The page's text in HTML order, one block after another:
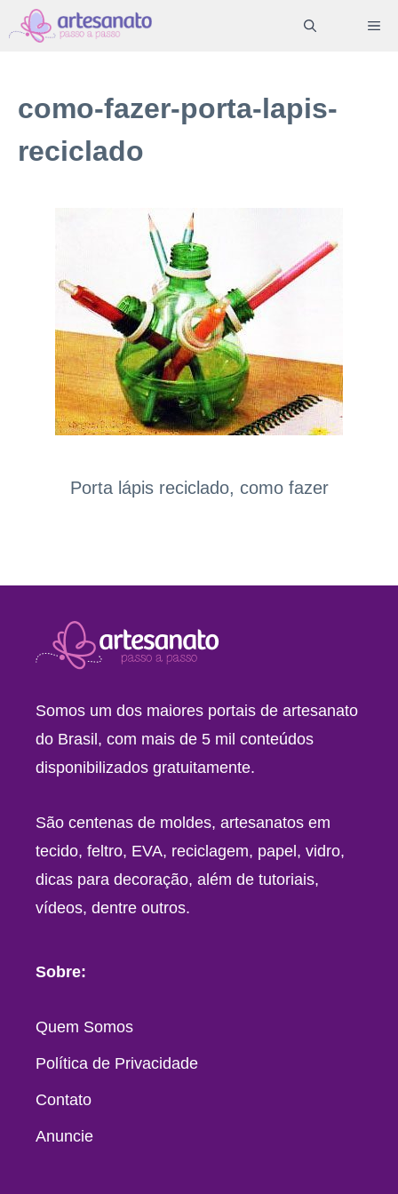
Pular
para
conteúdo
como-fazer-porta-lapis-
reciclado
Porta lápis reciclado, como fazer
Somos um dos maiores portais de artesanato
do Brasil, com mais de 5 mil conteúdos
disponibilizados gratuitamente.
São centenas de moldes, artesanatos em
tecido, feltro, EVA, reciclagem, papel, vidro,
dicas para decoração, além de tutoriais,
vídeos, dentre outros.
Sobre:
Quem Somos
Política de Privacidade
Contato
Anuncie